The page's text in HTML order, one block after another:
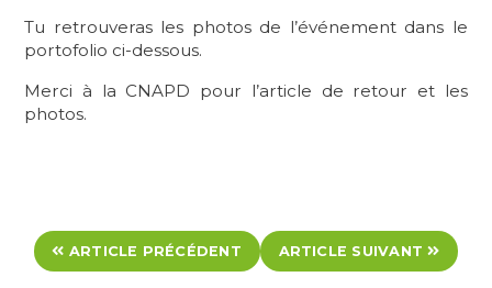
Tu retrouveras les photos de l’événement dans le
portofolio ci-dessous.
Merci à la CNAPD pour l’article de retour et les
photos.
ARTICLE PRÉCÉDENT ARTICLE SUIVANT